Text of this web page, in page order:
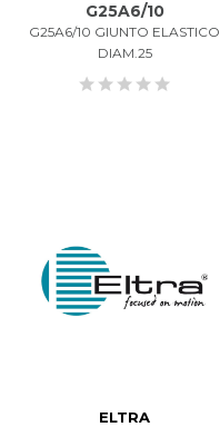
G25A6/10
G25A6/10 GIUNTO ELASTICO
DIAM.25
ELTRA